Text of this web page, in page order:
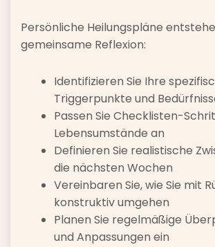
Persönliche Heilungspläne
gemeinsame Reflexion:
Identifizieren Sie Ihre
Triggerpunkte und
Passen Sie Checklisten-
Lebensumstände an
Definieren Sie realistische
die nächsten Wochen
Vereinbaren Sie, wie Sie mit
konstruktiv umgehen
Planen Sie regelmäßige
und Anpassungen ein